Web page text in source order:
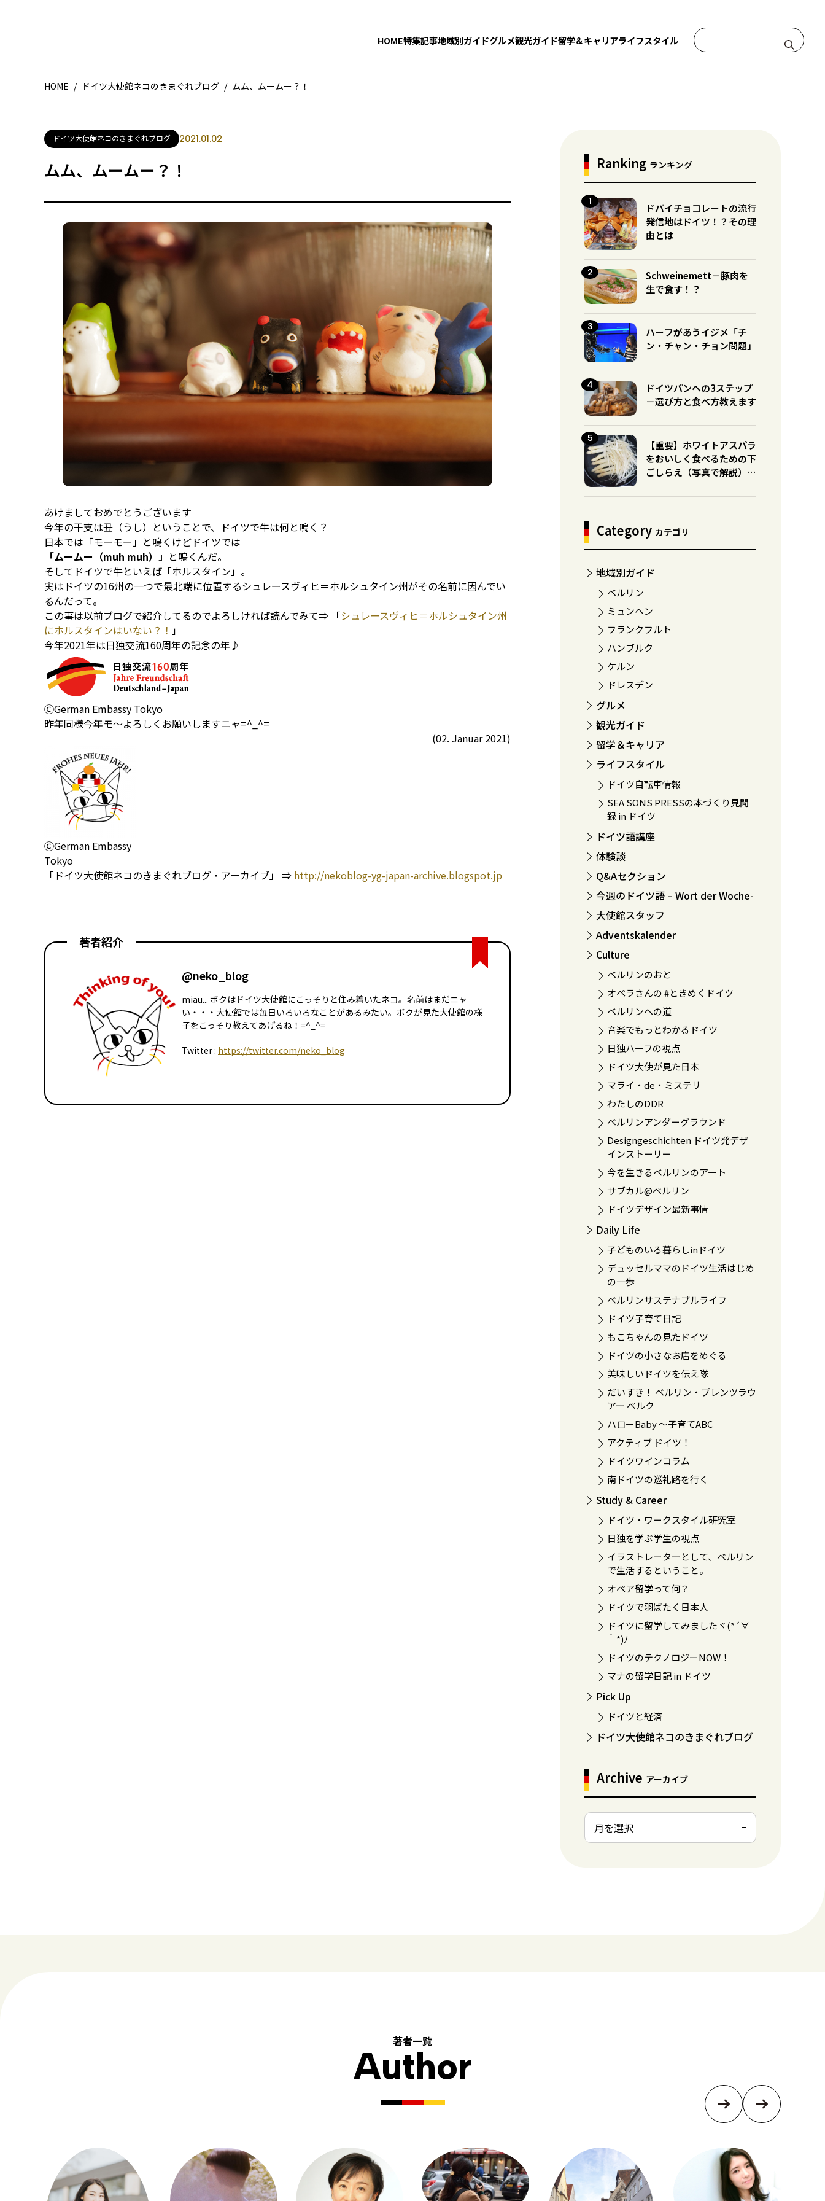
HOME特集記事地域別ガイドグルメ観光ガイド留学＆キャリアライフスタイル
HOME / ドイツ大使館ネコのきまぐれブログ / ムム、ムームー？！
ドイツ大使館ネコのきまぐれブログ 2021.01.02
ムム、ムームー？！
あけましておめでとうございます
今年の干支は丑（うし）ということで、ドイツで牛は何と鳴く？
日本では「モーモー」と鳴くけどドイツでは
「ムームー（muh muh）」 と鳴くんだ。
そしてドイツで牛といえば「ホルスタイン」。
実はドイツの16州の一つで最北端に位置するシュレースヴィヒ＝ホルシュタイン州がその名前に因んでい
るんだって。
この事は以前ブログで紹介してるのでよろしければ読んでみて⇒ 「シュレースヴィヒ＝ホルシュタイン州
にホルスタインはいない？！ 」
今年2021年は日独交流160周年の記念の年♪
ⒸGerman Embassy Tokyo
昨年同様今年モ〜よろしくお願いしますニャ=^_^=
(02. Januar 2021)
ⒸGerman Embassy
Tokyo
「ドイツ大使館ネコのきまぐれブログ・アーカイブ」 ⇒ http://nekoblog-yg-japan-archive.blogspot.jp
著者紹介
@neko_blog
miau... ボクはドイツ大使館にこっそりと住み着いたネコ。名前はまだニャ
い・・・大使館では毎日いろいろなことがあるみたい。ボクが見た大使館の様
子をこっそり教えてあげるね！=^_^=
Twitter : https://twitter.com/neko_blog
Ranking ランキング
ドバイチョコレートの流行
発信地はドイツ！？その理
由とは
Schweinemett－豚肉を
生で食す！？
ハーフがあうイジメ「チ
ン・チャン・チョン問題」
ドイツパンへの3ステップ
－選び方と食べ方教えます
【重要】ホワイトアスパラ
をおいしく食べるための下
ごしらえ（写真で解説）※
Category カテゴリ
地域別ガイド
ベルリン
ミュンヘン
フランクフルト
ハンブルク
ケルン
ドレスデン
グルメ
観光ガイド
留学＆キャリア
ライフスタイル
ドイツ自転車情報
SEA SONS PRESSの本づくり見聞
録 in ドイツ
ドイツ語講座
体験談
Q&Aセクション
今週のドイツ語 – Wort der Woche-
大使館スタッフ
Adventskalender
Culture
ベルリンのおと
オペラさんの #ときめくドイツ
ベルリンへの道
音楽でもっとわかるドイツ
日独ハーフの視点
ドイツ大使が見た日本
マライ・de・ミステリ
わたしのDDR
ベルリンアンダーグラウンド
Designgeschichten ドイツ発デザ
インストーリー
今を生きるベルリンのアート
サブカル@ベルリン
ドイツデザイン最新事情
Daily Life
子どものいる暮らしinドイツ
デュッセルママのドイツ生活はじめ
の一歩
ベルリンサステナブルライフ
ドイツ子育て日記
もこちゃんの見たドイツ
ドイツの小さなお店をめぐる
美味しいドイツを伝え隊
だいすき！ ベルリン・プレンツラウ
アー ベルク
ハローBaby 〜子育てABC
アクティブ ドイツ！
ドイツワインコラム
南ドイツの巡礼路を行く
Study & Career
ドイツ・ワークスタイル研究室
日独を学ぶ学生の視点
イラストレーターとして、ベルリン
で生活するということ。
オペア留学って何？
ドイツで羽ばたく日本人
ドイツに留学してみましたヾ(*´∀
｀*)ﾉ
ドイツのテクノロジーNOW！
マナの留学日記 in ドイツ
Pick Up
ドイツと経済
ドイツ大使館ネコのきまぐれブログ
Archive アーカイブ
著者一覧
Author